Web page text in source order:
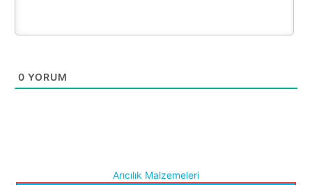
0 YORUM
Arıcılık Malzemeleri